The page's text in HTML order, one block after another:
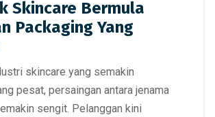
Skincare Bermula
Packaging Yang
skincare yang semakin
pesat, persaingan antara jenama
sengit. Pelanggan kini